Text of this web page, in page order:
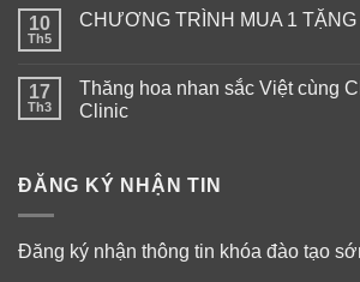
10
Th5
CHƯƠNG TRÌNH MUA 1
17
Th3
Thăng hoa nhan sắc Việt cùng
Clinic
ĐĂNG KÝ NHẬN TIN
Đăng ký nhận thông tin khóa đào tạo